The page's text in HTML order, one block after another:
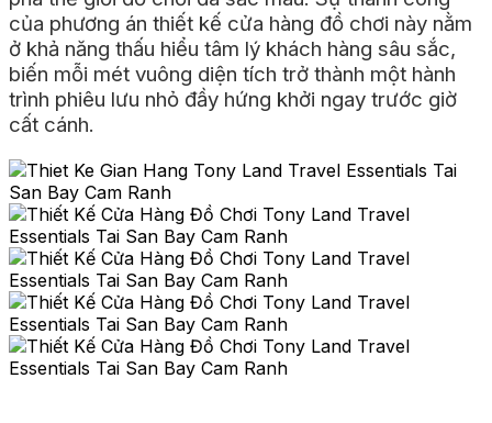
của phương án thiết kế cửa hàng đồ chơi này nằm
ở khả năng thấu hiểu tâm lý khách hàng sâu sắc,
biến mỗi mét vuông diện tích trở thành một hành
trình phiêu lưu nhỏ đầy hứng khởi ngay trước giờ
cất cánh.